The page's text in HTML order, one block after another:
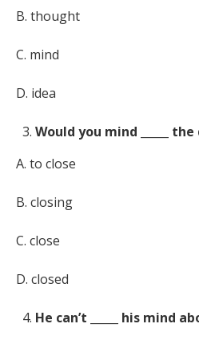
B. thought
C. mind
D. idea
Would you mind _____
A. to close
B. closing
C. close
D. closed
He can’t _____ his mind